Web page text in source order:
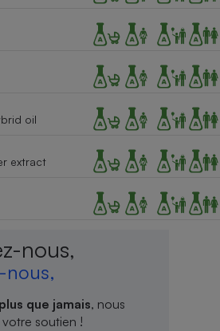
oil
extract
nous,
nous,
que jamais, nous
soutien !
Climatiseur -
Ventilateur
Antivirus